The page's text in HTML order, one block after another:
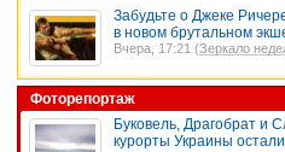
Забудьте о Джеке
в новом брутальном
Вчера, 17:21 (Зеркало
Фоторепортаж
Буковель, Драгобрат и
курорты Украины